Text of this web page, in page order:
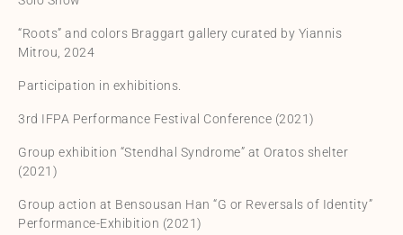
“Roots” and colors Braggart gallery curated by Yiannis
Mitrou, 2024
Participation in exhibitions.
3rd IFPA Performance Festival Conference (2021)
Group exhibition “Stendhal Syndrome” at Oratos shelter
(2021)
Group action at Bensousan Han “G or Reversals of Identity”
Performance-Exhibition (2021)